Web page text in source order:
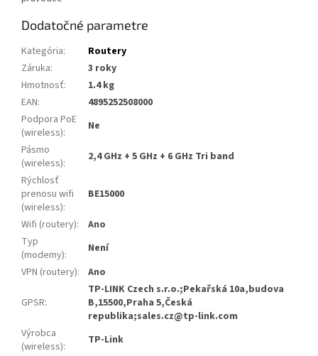
Dodatočné parametre
Kategória:
Routery
Záruka:
3 roky
Hmotnosť:
1.4 kg
EAN:
4895252508000
Podpora PoE
(wireless):
Ne
Pásmo
(wireless):
2,4 GHz + 5 GHz + 6 GHz Tri band
Rýchlosť
prenosu wifi
(wireless):
BE15000
Wifi (routery):
Ano
Typ
(modemy):
Není
VPN (routery): Ano
GPSR:
TP-LINK Czech s.r.o.;Pekařská 10a,budova
B,15500,Praha 5,Česká
republika;sales.cz@tp-link.com
Výrobca
(wireless):
TP-Link